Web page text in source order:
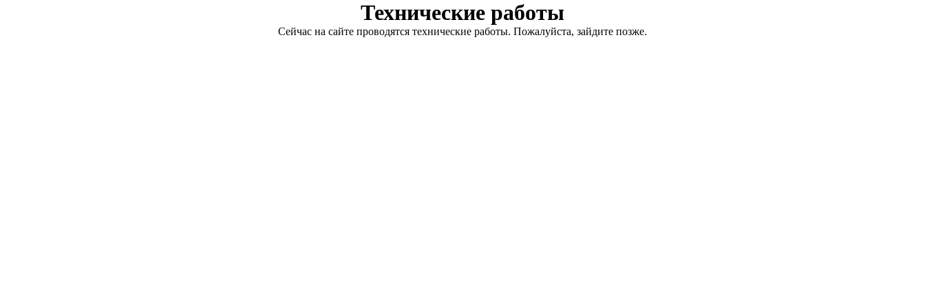
Технические работы
Сейчас на сайте проводятся технические работы. Пожалуйста, зайдите позже.